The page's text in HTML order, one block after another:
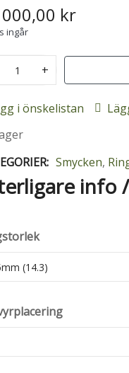
kr
ingår
+
i önskelistan
Smycken,
info